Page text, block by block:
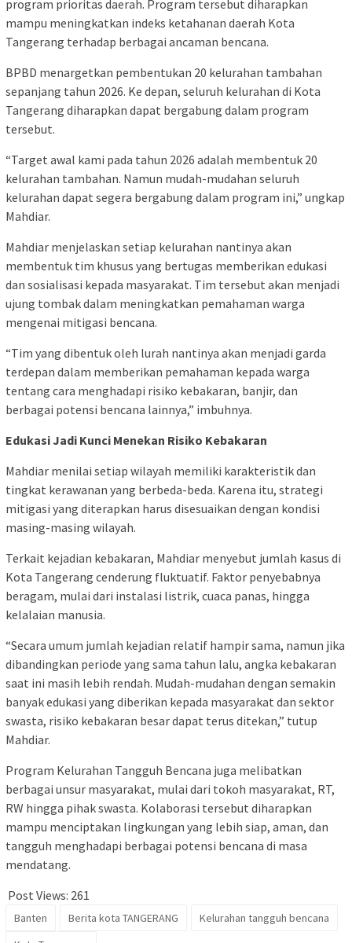
program prioritas daerah. Program tersebut diharapkan
mampu meningkatkan indeks ketahanan daerah Kota
Tangerang terhadap berbagai ancaman bencana.
BPBD menargetkan pembentukan 20 kelurahan tambahan
sepanjang tahun 2026. Ke depan, seluruh kelurahan di Kota
Tangerang diharapkan dapat bergabung dalam program
tersebut.
“Target awal kami pada tahun 2026 adalah membentuk 20
kelurahan tambahan. Namun mudah-mudahan seluruh
kelurahan dapat segera bergabung dalam program ini,” ungkap
Mahdiar.
Mahdiar menjelaskan setiap kelurahan nantinya akan
membentuk tim khusus yang bertugas memberikan edukasi
dan sosialisasi kepada masyarakat. Tim tersebut akan menjadi
ujung tombak dalam meningkatkan pemahaman warga
mengenai mitigasi bencana.
“Tim yang dibentuk oleh lurah nantinya akan menjadi garda
terdepan dalam memberikan pemahaman kepada warga
tentang cara menghadapi risiko kebakaran, banjir, dan
berbagai potensi bencana lainnya,” imbuhnya.
Edukasi Jadi Kunci Menekan Risiko Kebakaran
Mahdiar menilai setiap wilayah memiliki karakteristik dan
tingkat kerawanan yang berbeda-beda. Karena itu, strategi
mitigasi yang diterapkan harus disesuaikan dengan kondisi
masing-masing wilayah.
Terkait kejadian kebakaran, Mahdiar menyebut jumlah kasus di
Kota Tangerang cenderung fluktuatif. Faktor penyebabnya
beragam, mulai dari instalasi listrik, cuaca panas, hingga
kelalaian manusia.
“Secara umum jumlah kejadian relatif hampir sama, namun jika
dibandingkan periode yang sama tahun lalu, angka kebakaran
saat ini masih lebih rendah. Mudah-mudahan dengan semakin
banyak edukasi yang diberikan kepada masyarakat dan sektor
swasta, risiko kebakaran besar dapat terus ditekan,” tutup
Mahdiar.
Program Kelurahan Tangguh Bencana juga melibatkan
berbagai unsur masyarakat, mulai dari tokoh masyarakat, RT,
RW hingga pihak swasta. Kolaborasi tersebut diharapkan
mampu menciptakan lingkungan yang lebih siap, aman, dan
tangguh menghadapi berbagai potensi bencana di masa
mendatang.
Post Views: 261
Banten Berita kota TANGERANG
Kelurahan tangguh bencana